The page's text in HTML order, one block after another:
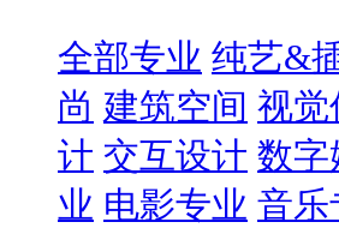
全部专业 纯艺&
尚 建筑空间 视觉
计 交互设计 数字
业 电影专业 音乐